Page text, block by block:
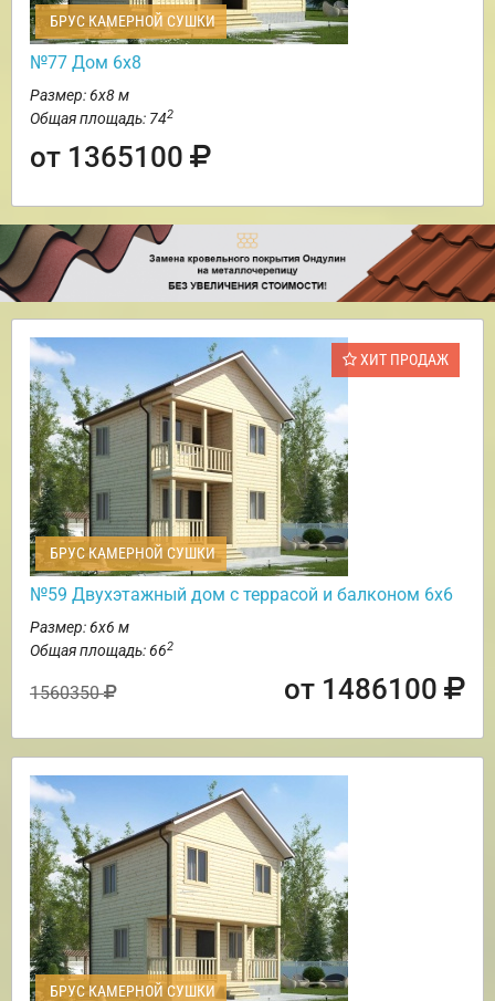
БРУС КАМЕРНОЙ СУШКИ
№77 Дом 6х8
Размер: 6х8 м
Общая площадь: 742
от 1365100
ХИТ ПРОДАЖ
БРУС КАМЕРНОЙ СУШКИ
№59 Двухэтажный дом с террасой и балконом 6х6
Размер: 6х6 м
Общая площадь: 662
1560350 от 1486100
БРУС КАМЕРНОЙ СУШКИ